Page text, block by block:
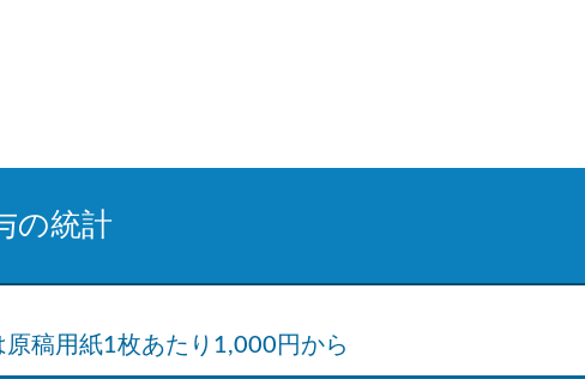
の統計
稿用紙1枚あたり1,000円から